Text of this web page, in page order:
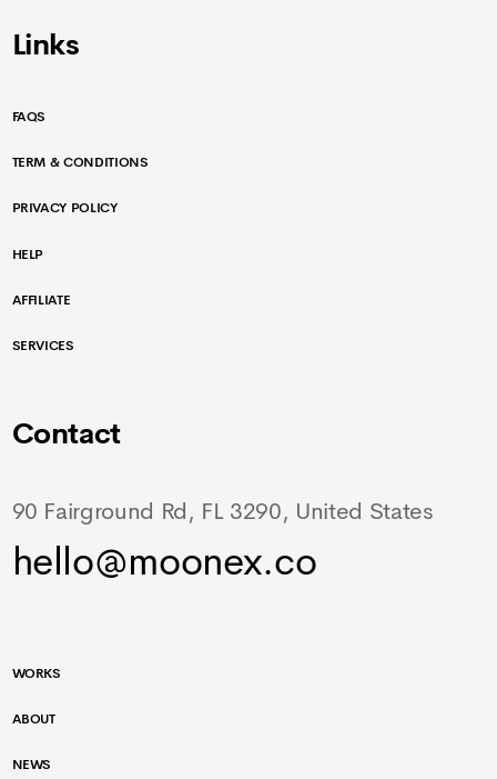
Links
FAQS
TERM & CONDITIONS
PRIVACY POLICY
HELP
AFFILIATE
SERVICES
Contact
90 Fairground Rd, FL 3290, United States
hello@moonex.co
WORKS
ABOUT
NEWS